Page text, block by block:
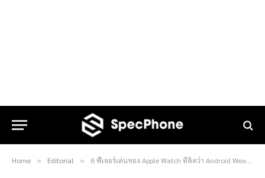
Home » Editorial » 8 ฟีเจอร์เด่นของ Apple Watch ที่คิดว่า Android Wear ควรยืมไปใช้ ด่วน!!